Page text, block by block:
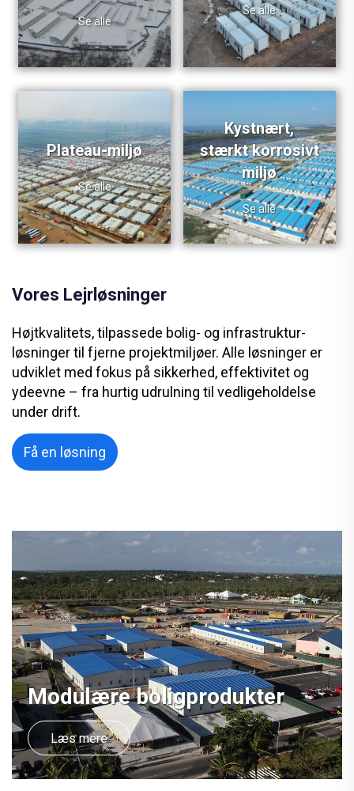
Se alle
Se alle
Plateau-miljø
Se alle
Kystnært,
stærkt korrosivt
miljø
Se alle
Vores Lejrløsninger
Højtkvalitets, tilpassede bolig- og infrastruktur-
løsninger til fjerne projektmiljøer. Alle løsninger er
udviklet med fokus på sikkerhed, effektivitet og
ydeevne – fra hurtig udrulning til vedligeholdelse
under drift.
Få en løsning
Modulære boligprodukter
Læs mere